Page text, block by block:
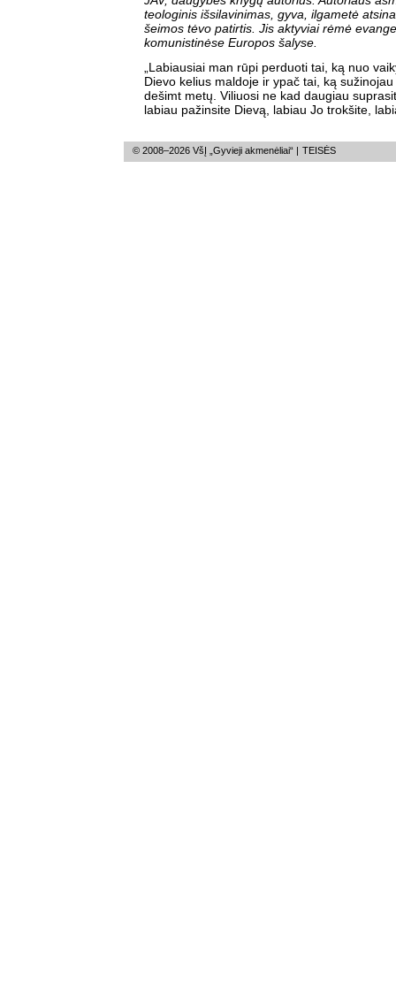
teologinis išsilavinimas, gyva, ilgametė
šeimos tėvo patirtis. Jis aktyviai rėmė
komunistinėse Europos šalyse.
„Labiausiai man rūpi perduoti tai, ką nuo
Dievo kelius maldoje ir ypač tai, ką
dešimt metų. Viliuosi ne kad daugiau
labiau pažinsite Dievą, labiau Jo trokšite,
© 2008–2026 VšĮ „Gyvieji akmenėliai“ | TEISĖS